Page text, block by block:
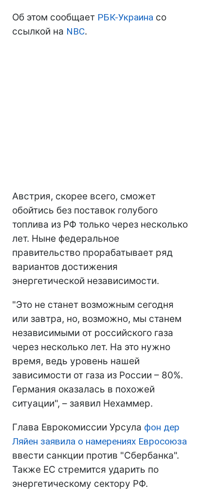
Об этом сообщает РБК-Украина со
ссылкой на NBC.
Австрия, скорее всего, сможет
обойтись без поставок голубого
топлива из РФ только через несколько
лет. Ныне федеральное
правительство прорабатывает ряд
вариантов достижения
энергетической независимости.
"Это не станет возможным сегодня
или завтра, но, возможно, мы станем
независимыми от российского газа
через несколько лет. На это нужно
время, ведь уровень нашей
зависимости от газа из России – 80%.
Германия оказалась в похожей
ситуации", – заявил Нехаммер.
Глава Еврокомиссии Урсула фон дер
Ляйен заявила о намерениях Евросоюза
ввести санкции против "Сбербанка".
Также ЕС стремится ударить по
энергетическому сектору РФ.